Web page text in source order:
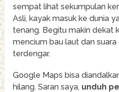
sempat lihat sekumpulan
Asli, kayak masuk ke dunia
tenang. Begitu makin dekat
mencium bau laut dan
terdengar.
Google Maps bisa
hilang. Saran saya, unduh